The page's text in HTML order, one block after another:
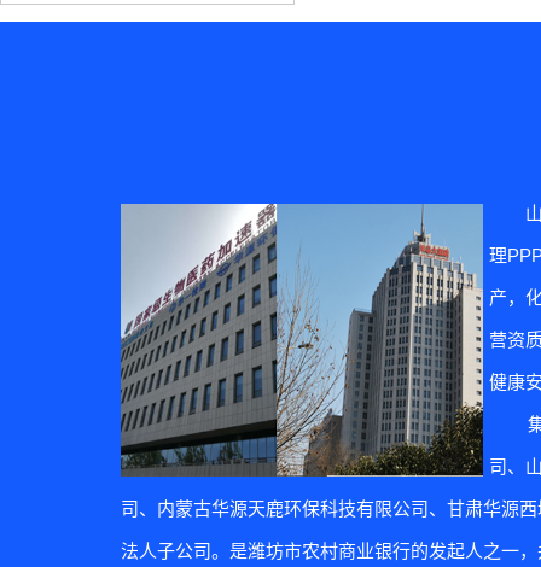
土壤修复
理
产，
营资
健康
集团
司、
司、内蒙古华源天鹿环保科技有限公司、甘肃华源
法人子公司。是潍坊市农村商业银行的发起人之一